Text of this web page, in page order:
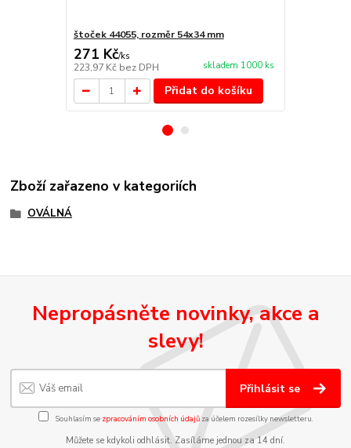
štoček 44055, rozměr 54x34 mm
271 Kč/ks
223,97 Kč bez DPH skladem 1000 ks
Přidat do košíku
Zboží zařazeno v kategoriích
OVÁLNÁ
Nepropásněte novinky, akce a
slevy!
Přihlásit se
Souhlasím se zpracováním osobních údajůza účelem rozesílky newsletteru.
Můžete se kdykoli odhlásit. Zasíláme jednou za 14 dní.